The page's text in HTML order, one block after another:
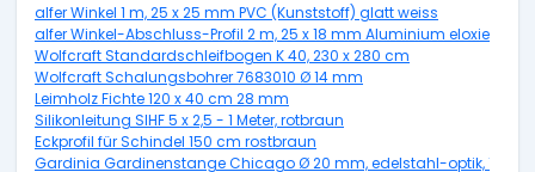
alfer Winkel 1 m, 25 x 25 mm PVC (Kunststoff) glatt weiss
alfer Winkel-Abschluss-Profil 2 m, 25 x 18 mm Aluminium eloxiert
Wolfcraft Standardschleifbogen K 40, 230 x 280 cm
Wolfcraft Schalungsbohrer 7683010 Ø 14 mm
Leimholz Fichte 120 x 40 cm 28 mm
Silikonleitung SIHF 5 x 2,5 - 1 Meter, rotbraun
Eckprofil für Schindel 150 cm rostbraun
Gardinia Gardinenstange Chicago Ø 20 mm, edelstahl-optik, 160